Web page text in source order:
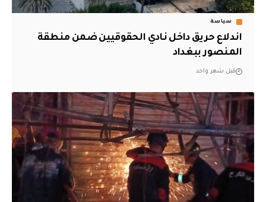
سياسة
اندلاع حريق داخل نادي الحقوقيين ضمن منطقة
المنصور ببغداد
قبل شهر واحد